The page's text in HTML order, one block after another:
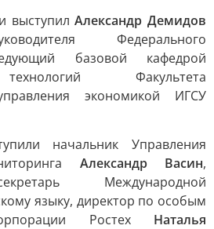
выступилАлександр Демидов
Федерального
базовой кафедрой
Факультета
экономикой ИГСУ
начальник Управления
Александр Васин,
Международной
языку, директор по особым
РостехНаталья